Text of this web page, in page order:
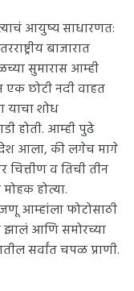
त्याचं आयुष्य साधारणत:
बाजारात
सुमारास आम्ही
एक छोटी नदी वाहत
याचा शोध
होती. आम्ही पुढे
आला, की लगेच मागे
चित्तीण व तिची तीन
होत्या.
आम्हांला फोटोसाठी
झालं आणि समोरच्या
सर्वांत चपळ प्राणी.